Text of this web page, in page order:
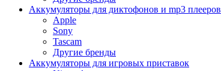
Аккумуляторы для диктофонов и mp3 плееров
Apple
Sony
Tascam
Другие бренды
Аккумуляторы для игровых приставок